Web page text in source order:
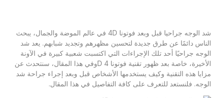
شد الوجه جراحيا قبل وبعد فوتونا 4D في عالم الموضة والجمال، يبحث
الناس دائمًا عن طرق جديدة لتحسين مظهرهم وتجديد شبابهم. يعد شد
الوجه جراحيًا أحد تلك الإجراءات التي اكتسبت شعبية كبيرة في الآونة
الأخيرة، خاصة بعد ظهور تقنية فوتونا 4 Dوفي هذا المقال، سنتحدث عن
مزايا هذه التقنية وكيف يستخدمها الأشخاص قبل وبعد إجراء جراحة شد
الوجه. فلنستعد للتعرف على كافة التفاصيل في هذا المقال.